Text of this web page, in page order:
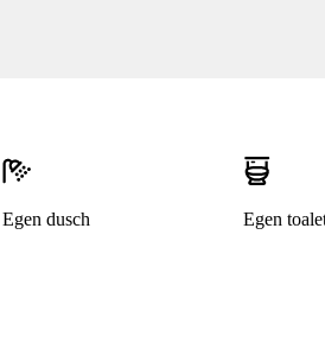
Egen dusch Egen